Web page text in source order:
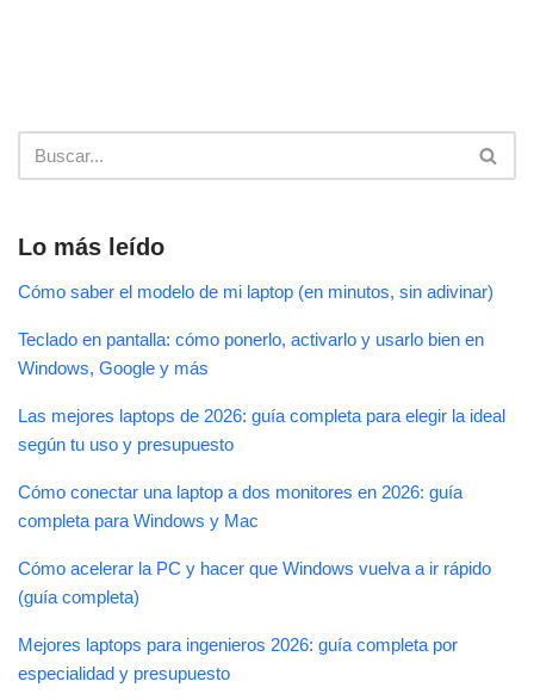
Lo más leído
Cómo saber el modelo de mi laptop (en minutos, sin adivinar)
Teclado en pantalla: cómo ponerlo, activarlo y usarlo bien en
Windows, Google y más
Las mejores laptops de 2026: guía completa para elegir la ideal
según tu uso y presupuesto
Cómo conectar una laptop a dos monitores en 2026: guía
completa para Windows y Mac
Cómo acelerar la PC y hacer que Windows vuelva a ir rápido
(guía completa)
Mejores laptops para ingenieros 2026: guía completa por
especialidad y presupuesto